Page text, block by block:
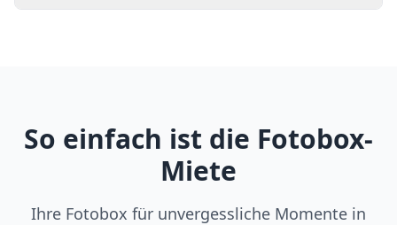
So einfach ist die Fotobox-
Miete
Ihre Fotobox für unvergessliche Momente in